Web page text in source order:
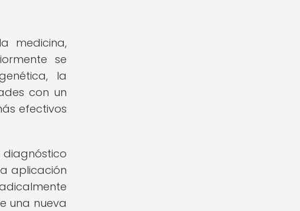
medicina,
se
la
con un
efectivos
aplicación
una nueva